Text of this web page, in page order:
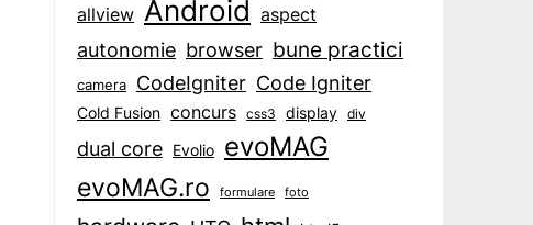
allview Android aspect
autonomie browser bune practici
camera CodeIgniter Code Igniter
Cold Fusion concurs css3 display div
dual core Evolio evoMAG
evoMAG.ro formulare foto